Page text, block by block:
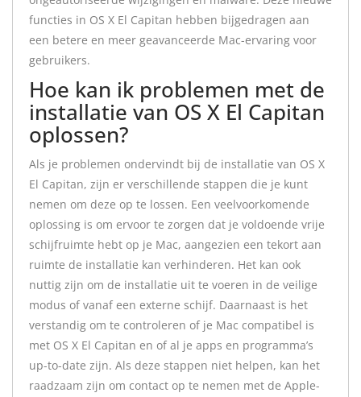
functies in OS X El Capitan hebben bijgedragen aan
een betere en meer geavanceerde Mac-ervaring voor
gebruikers.
Hoe kan ik problemen met de
installatie van OS X El Capitan
oplossen?
Als je problemen ondervindt bij de installatie van OS X
El Capitan, zijn er verschillende stappen die je kunt
nemen om deze op te lossen. Een veelvoorkomende
oplossing is om ervoor te zorgen dat je voldoende vrije
schijfruimte hebt op je Mac, aangezien een tekort aan
ruimte de installatie kan verhinderen. Het kan ook
nuttig zijn om de installatie uit te voeren in de veilige
modus of vanaf een externe schijf. Daarnaast is het
verstandig om te controleren of je Mac compatibel is
met OS X El Capitan en of al je apps en programma’s
up-to-date zijn. Als deze stappen niet helpen, kan het
raadzaam zijn om contact op te nemen met de Apple-